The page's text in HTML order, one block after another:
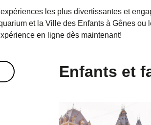
les plus divertissantes et
et la Ville des Enfants à Gênes
en ligne dès maintenant!
Enfants et